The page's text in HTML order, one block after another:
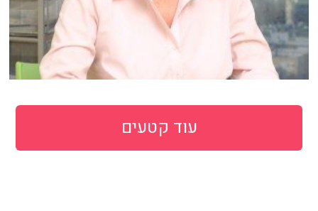
עוד קטעים